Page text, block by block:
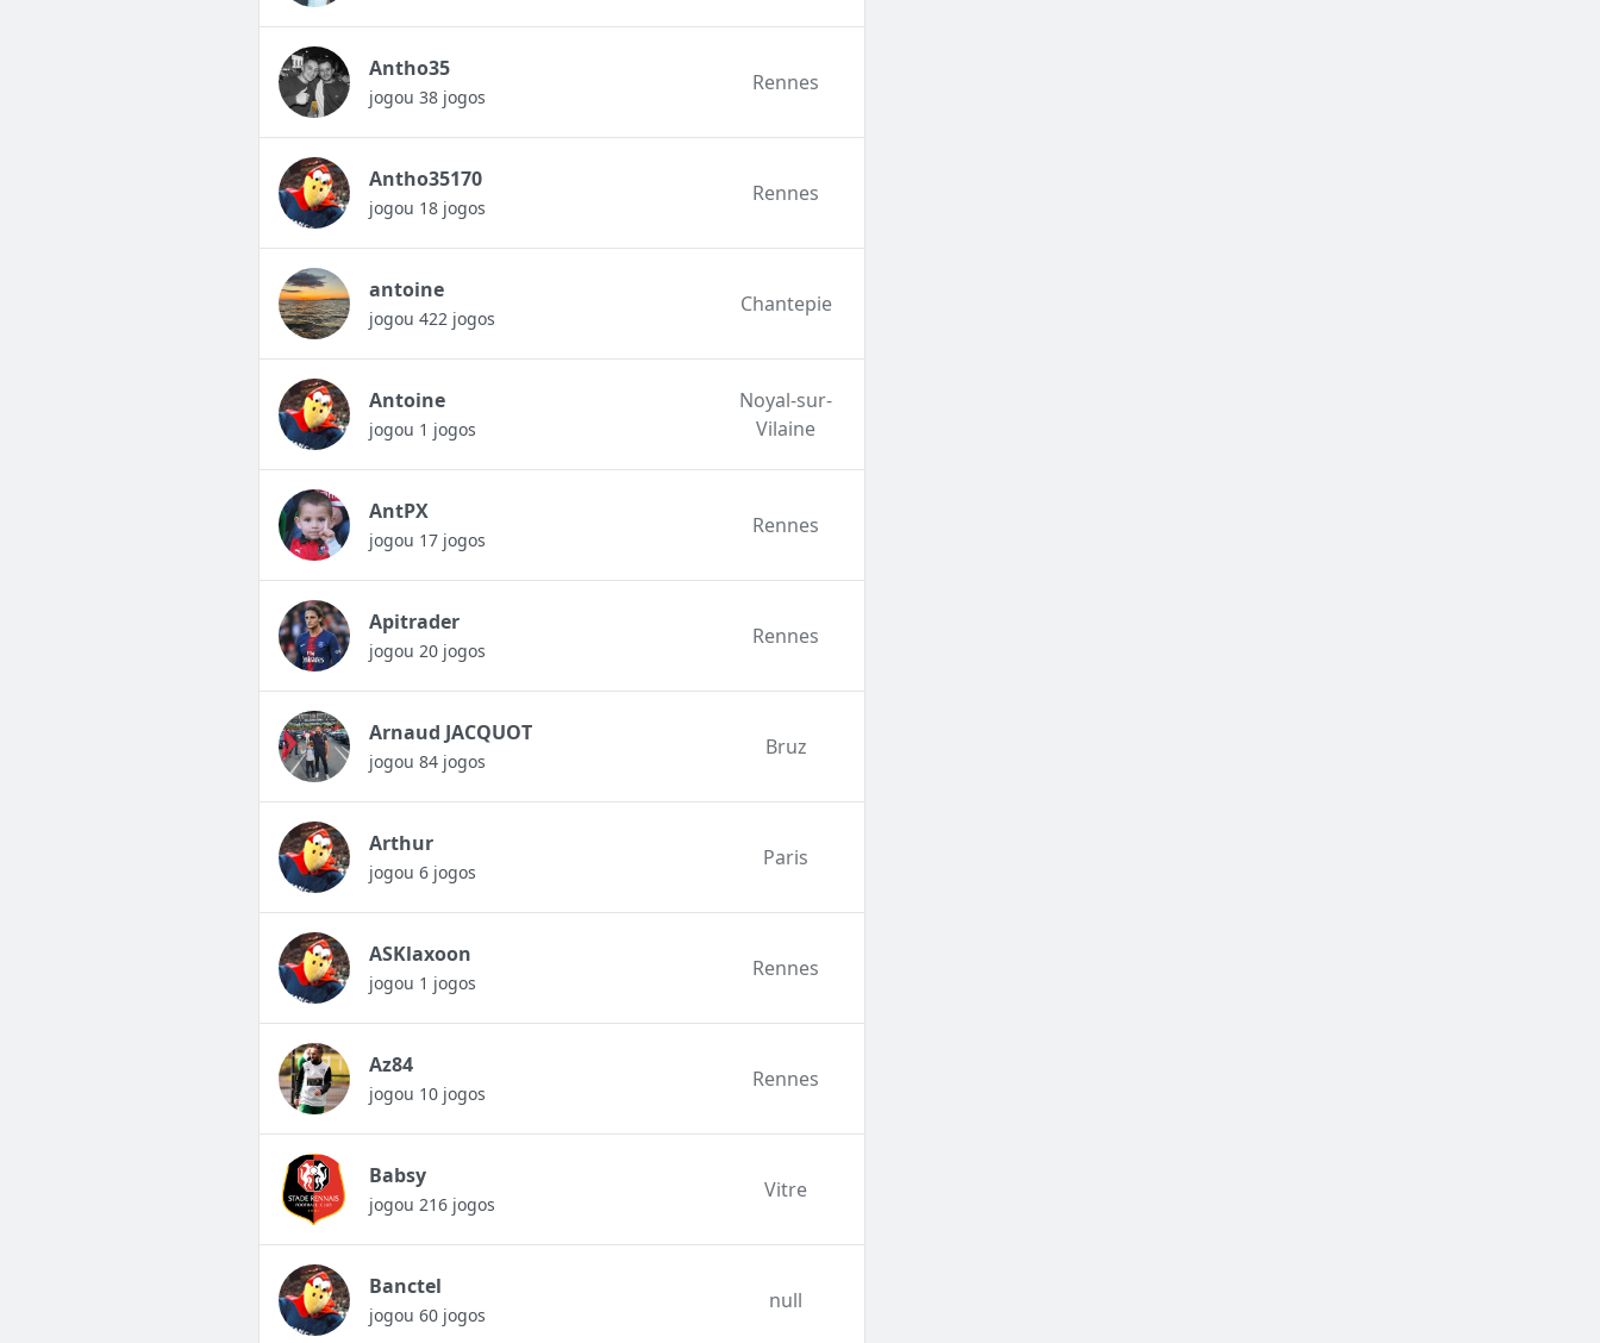
Antho35
jogou 38 jogos
Rennes
Antho35170
jogou 18 jogos
Rennes
antoine
jogou 422 jogos
Chantepie
Antoine
jogou 1 jogos
Noyal-sur-
Vilaine
AntPX
jogou 17 jogos
Rennes
Apitrader
jogou 20 jogos
Rennes
Arnaud JACQUOT
jogou 84 jogos
Bruz
Arthur
jogou 6 jogos
Paris
ASKlaxoon
jogou 1 jogos
Rennes
Az84
jogou 10 jogos
Rennes
Babsy
jogou 216 jogos
Vitre
Banctel
jogou 60 jogos
null